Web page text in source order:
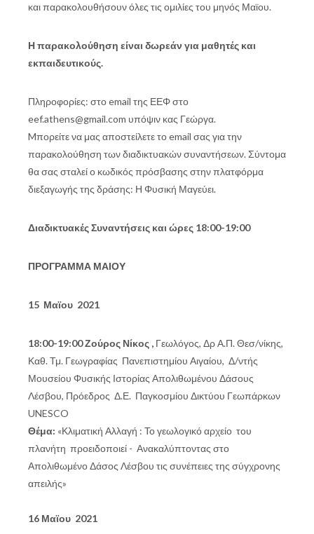
και παρακολουθήσουν όλες τις ομιλίες του μηνός Μαϊου.
Η παρακολούθηση είναι δωρεάν για μαθητές και
εκπαιδευτικούς.
Πληροφορίες: στο email της ΕΕΦ στο
eef.athens@gmail.com υπόψιν κας Γεώργα.
Mπορείτε να μας αποστείλετε το email σας για την
παρακολούθηση των διαδικτυακών συναντήσεων. Σύντομα
θα σας σταλεί ο κωδικός πρόσβασης στην πλατφόρμα
διεξαγωγής της δράσης: Η Φυσική Μαγεύει.
Διαδικτυακές Συναντήσεις και ώρες 18:00-19:00
ΠΡΟΓΡΑΜΜΑ ΜΑΙΟΥ
15 Μαϊου 2021
18:00-19:00 Ζούρος Νίκος , Γεωλόγος, Δρ Α.Π. Θεσ/νίκης,
Καθ. Τμ. Γεωγραφίας Πανεπιστημίου Αιγαίου, Δ/ντής
Μουσείου Φυσικής Ιστορίας Απολιθωμένου Δάσους
Λέσβου, Πρόεδρος Δ.Ε. Παγκοσμίου Δικτύου Γεωπάρκων
UNESCO
Θέμα: «Κλιματική Αλλαγή : Το γεωλογικό αρχείο του
πλανήτη προειδοποιεί - Ανακαλύπτοντας στο
Απολιθωμένο Δάσος Λέσβου τις συνέπειες της σύγχρονης
απειλής»
16 Μαϊου 2021